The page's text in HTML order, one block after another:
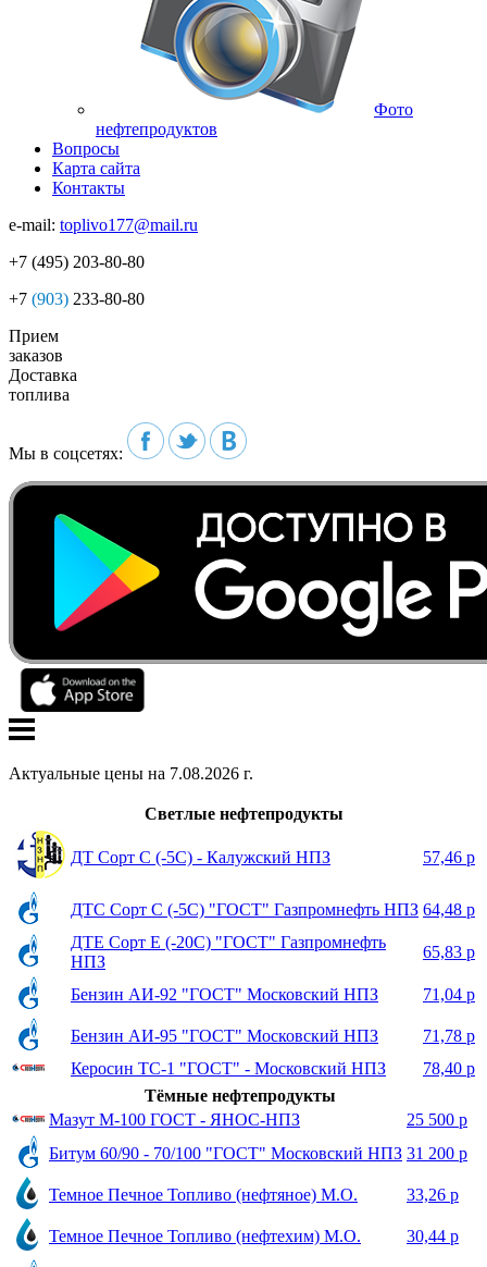
Фото
нефтепродуктов
Вопросы
Карта сайта
Контакты
e-mail: toplivo177@mail.ru
+7 (495) 203-80-80
+7 (903) 233-80-80
Прием
заказов
Доставка
топлива
Мы в соцсетях:
Актуальные цены на 7.08.2026 г.
Светлые нефтепродукты
ДТ Сорт С (-5С) - Калужский НПЗ 57,46 р
ДТС Сорт С (-5С) "ГОСТ" Газпромнефть НПЗ 64,48 р
ДТЕ Сорт Е (-20С) "ГОСТ" Газпромнефть
НПЗ
65,83 р
Бензин АИ-92 "ГОСТ" Московский НПЗ 71,04 р
Бензин АИ-95 "ГОСТ" Московский НПЗ
71,78 р
Керосин ТС-1 "ГОСТ" - Московский НПЗ
78,40 р
Тёмные нефтепродукты
Мазут М-100 ГОСТ - ЯНОС-НПЗ
25 500 р
Битум 60/90 - 70/100 "ГОСТ" Московский НПЗ 31 200 р
Темное Печное Топливо (нефтяное) М.О. 33,26 р
Темное Печное Топливо (нефтехим) М.О. 30,44 р